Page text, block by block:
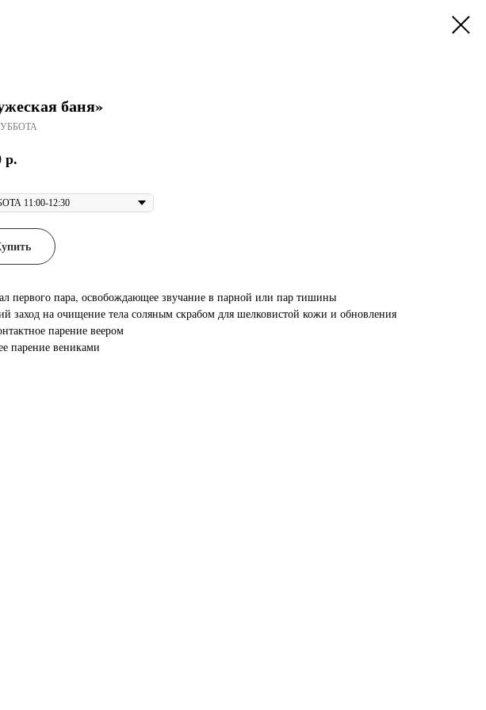
баня»
р.
первого пара, освобождающее звучание в парной или пар тишины
заход на очищение тела соляным скрабом для шелковистой кожи и обновления
парение веером
парение вениками